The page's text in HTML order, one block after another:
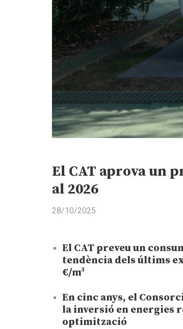
El CAT aprova un
al 2026
28/10/2025
El CAT preveu un
tendència dels últims
€/m³
En cinc anys, el
la inversió en energies
optimització